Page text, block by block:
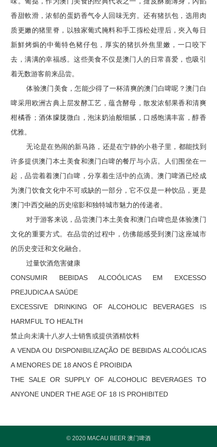
香甜軟滑，浓郁的蛋奶香气令人回味无穷。还有猪扒包，选用肉
质更嫩的猪里脊，以独家葡式腌料和手工揼松处理后，夾入每日
新鮮烤焗的中葡特色豬仔包，厚实的猪扒外焦里嫩，一口咬下
去，满满的幸福感。这些美食不仅是澳门人的日常喜爱，也吸引
着无数游客前来品尝。
体验澳门美食，怎能少得了一杯清爽的澳门白啤呢？澳门白
啤采用欧洲古典上层发酵工艺，蕴含酵母，散发浓郁果香和清爽
柑橘香；酒体朦胧微白，泡沫奶油般细腻，口感饱满丰富，醇香
优雅。
无论是在热闹的新马路，还是在宁静的小巷子里，都能找到
许多提供澳门本土美食和澳门白啤的餐厅与小店。人们围坐在一
起，品尝着着澳门白啤，分享着生活中的点滴。澳门啤酒已经成
为澳门饮食文化中不可或缺的一部分，它不仅是一种饮品，更是
澳门中西交融的历史缩影和独特城市魅力的传递者。
对于游客来说，品尝澳门本土美食和澳门白啤也是体验澳门
文化的重要方式。在品尝的过程中，仿佛能感受到澳门这座城市
的历史变迁和文化融合。
过量饮酒危害健康
CONSUMIR BEBIDAS ALCOÓLICAS EM EXCESSO
PREJUDICA A SAÚDE
EXCESSIVE DRINKING OF ALCOHOLIC BEVERAGES IS
HARMFUL TO HEALTH
禁止向未满十八岁人士销售或提供酒精饮料
A VENDA OU DISPONIBILIZAÇÃO DE BEBIDAS ALCOÓLICAS
A MENORES DE 18 ANOS É PROIBIDA
THE SALE OR SUPPLY OF ALCOHOLIC BEVERAGES TO
ANYONE UNDER THE AGE OF 18 IS PROHIBITED
© 2020 MACAU BEER 澳门啤酒